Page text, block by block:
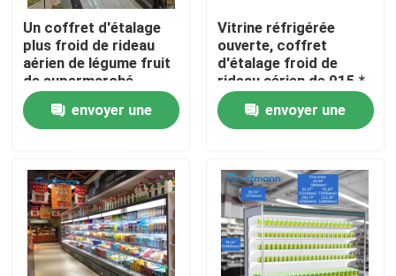
Contrôle de qualité
Contactez-nous
Demandez une citation
Refroidisseur ouvert à plusieurs étages
Réfrigérateur ouvert d'affichage
Un coffret d'étalage
plus froid de rideau
aérien de légume fruit
de supermarché
d'étalage ouvert de
LED
envoyer une
Vitrine réfrigérée
ouverte, coffret
d'étalage froid de
rideau aérien de 915 *
de 820 * 1930mm
envoyer une